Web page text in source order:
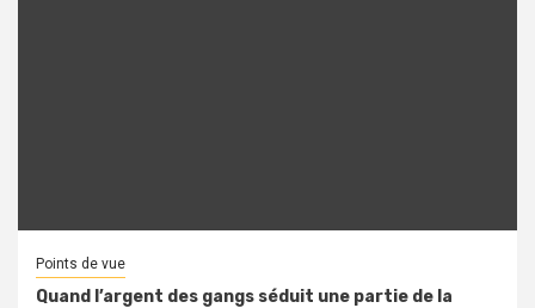
Points de vue
Quand l’argent des gangs séduit une partie de la